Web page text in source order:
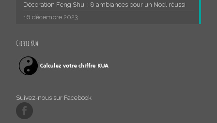
Décoration Feng Shui : 8 ambiances pour un Noël réussi
16 décembre 2023
Chiffre KUA
Suivez-nous sur Facebook